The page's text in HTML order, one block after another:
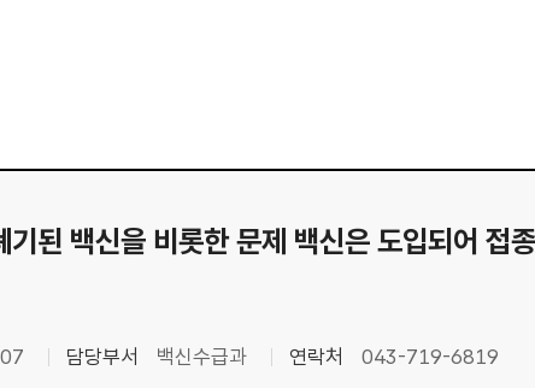
된 백신을 비롯한 문제 백신은 도입되어 접
담당부서 백신수급과 연락처 043-719-6819